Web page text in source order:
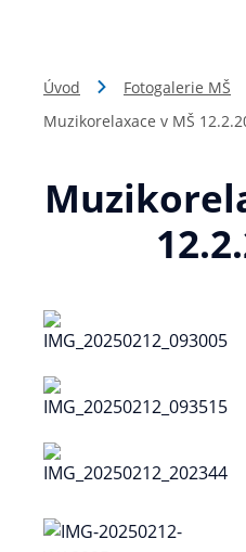
Úvod
Fotogalerie MŠ
Muzikorelaxace v MŠ